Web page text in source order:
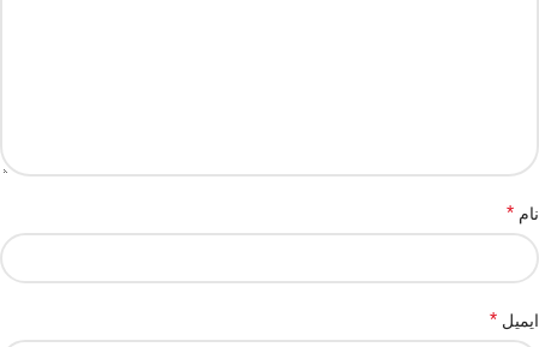
نام *
ایمیل *